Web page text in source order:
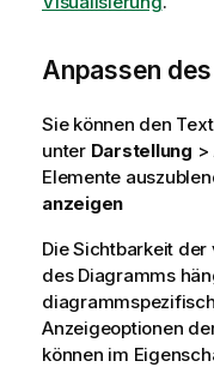
Anpassen
Sie können den
unter Darstellung >
Elemente
anzeigen
Die Sichtbarkeit
des Diagramms
Anzeigeoptionen
können im